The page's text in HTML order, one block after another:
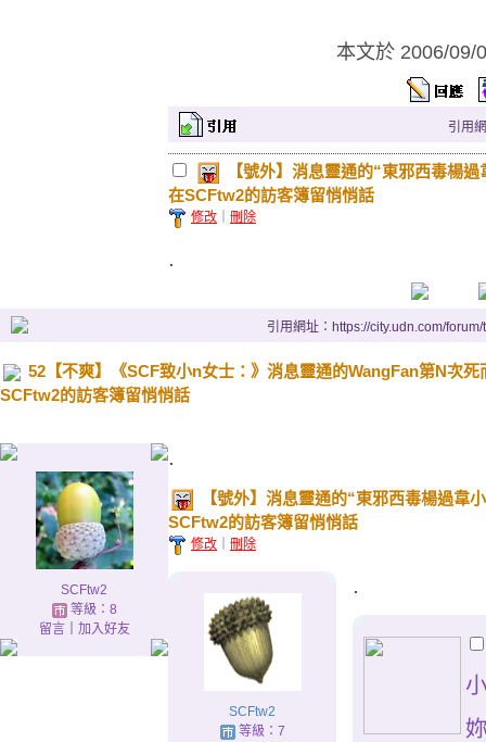
本文於 2006/09/
引用
【號外】消息靈通的“東邪西毒楊
在SCFtw2的訪客簿留悄悄話
修改 刪除
.
引用網址：https://city.udn.com/
52【不爽】《SCF致小n女士：》消息靈通的WangFan第N次
SCFtw2的訪客簿留悄悄話
SCFtw2
等級：8
留言｜ 加入好友
.
【號外】消息靈通的“東邪西毒楊過韋
SCFtw2的訪客簿留悄悄話
修改 刪除
SCFtw2
等級：7
.